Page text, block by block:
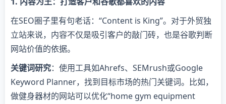
在SEO圈子里有句老话：“Content is King”。对于外贸独
立站来说，内容不仅是吸引客户的敲门砖，也是谷歌判断
网站价值的依据。
关键词研究：使用工具如Ahrefs、SEMrush或Google
Keyword Planner，找到目标市场的热门关键词。比如，
做健身器材的网站可以优化“home gym equipment